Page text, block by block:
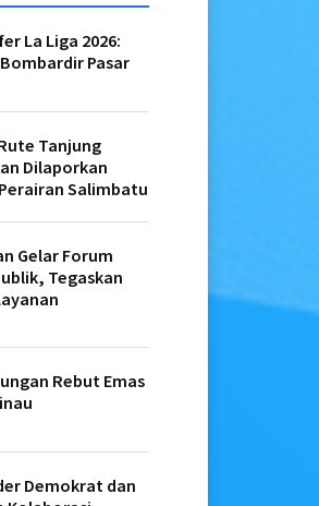
La Liga 2026:
Pasar
Tanjung
Dilaporkan
Salimbatu
Gelar Forum
Tegaskan
Rebut Emas
Demokrat dan